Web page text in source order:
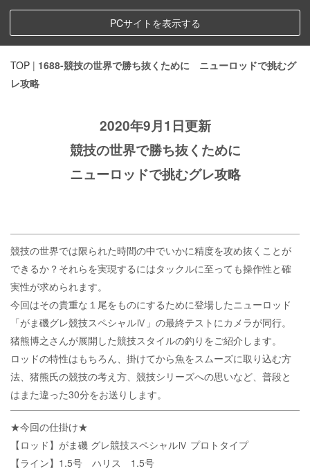
PCサイトを表示する
TOP | 1688-競技の世界で勝ち抜くために ニューロッドで挑むグ
レ攻略
2020年9月1日更新
競技の世界で勝ち抜くために
ニューロッドで挑むグレ攻略
競技の世界では限られた時間の中でいかに精度を攻め抜くことが
できるか？それらを実現するにはタックルに至っても操作性と確
実性が求められます。
今回はその貴重な１尾をものにするために登場したニューロッド
「がま磯グレ競技スペシャルⅣ」の最終テストにカメラが同行。
猪熊博之さんが展開した競技スタイルの釣りをご紹介します。
ロッドの特性はもちろん、掛けてから魚をスムーズに取り込む方
法、猪熊氏の競技の考え方、競技シリーズへの思いなど、普段と
はまた違った30分をお送りします。
★今回の仕掛け★
【ロッド】がま磯 グレ競技スペシャルⅣ プロトタイプ
【ライン】1.5号 ハリス 1.5号